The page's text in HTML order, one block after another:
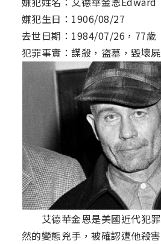
嫌犯生日：1906/08/27
去世日期：1984/07/26，77歲
犯罪事實：謀殺，盜墓，毀壞
艾德華金恩是美國近代犯罪
然的變態兇手，被確認遭他殺